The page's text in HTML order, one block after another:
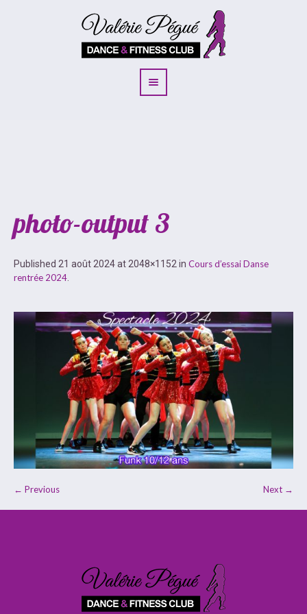
photo-output 3
Published 21 août 2024at 2048×1152 in Cours d’essai Danse
rentrée 2024
← Previous Next →